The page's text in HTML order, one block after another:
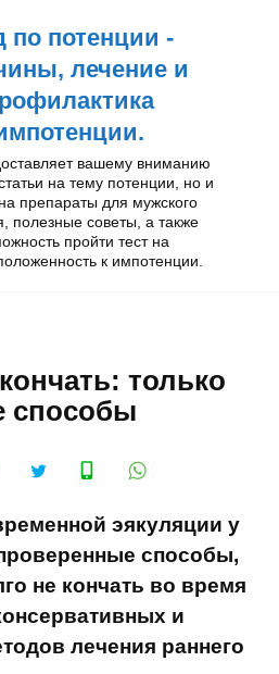
по потенции -
лечение и
вашему вниманию
на тему потенции, но и
препараты для мужского
полезные советы, а также
пройти тест на
к импотенции.
только
способы
эякуляции у
способы,
не кончать во время
и
лечения раннего